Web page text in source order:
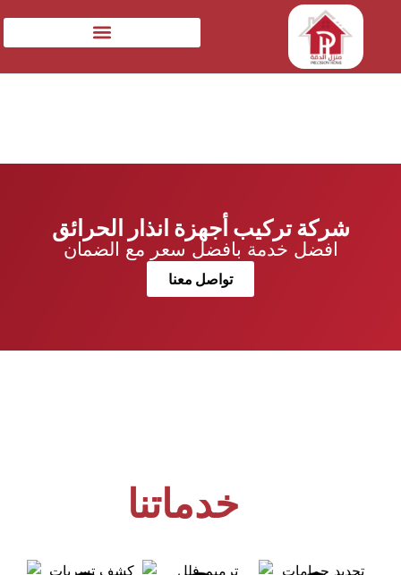
شركة تركيب أجهزة انذار الحرائق
افضل خدمة بافضل سعر مع الضمان
تواصل معنا
خدماتنا